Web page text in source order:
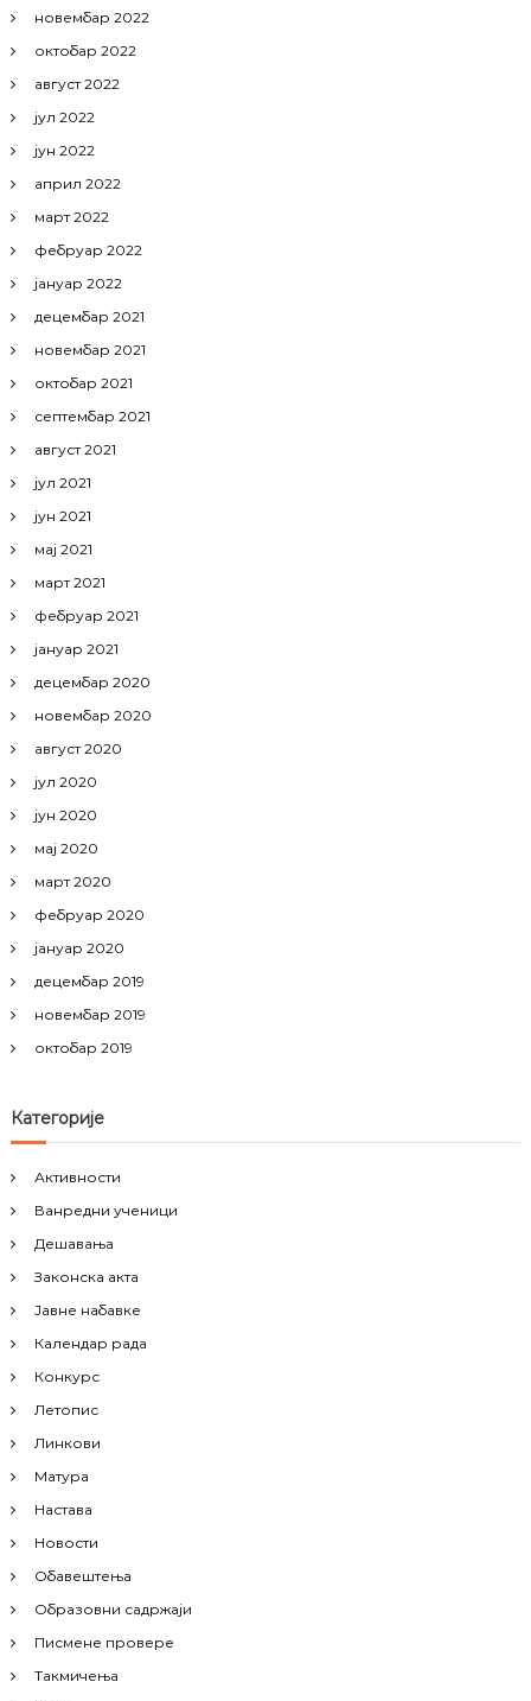
новембар 2022
октобар 2022
август 2022
јул 2022
јун 2022
април 2022
март 2022
фебруар 2022
јануар 2022
децембар 2021
новембар 2021
октобар 2021
септембар 2021
август 2021
јул 2021
јун 2021
мај 2021
март 2021
фебруар 2021
јануар 2021
децембар 2020
новембар 2020
август 2020
јул 2020
јун 2020
мај 2020
март 2020
фебруар 2020
јануар 2020
децембар 2019
новембар 2019
октобар 2019
Категорије
Активности
Ванредни ученици
Дешавања
Законска акта
Јавне набавке
Календар рада
Конкурс
Летопис
Линкови
Матура
Настава
Новости
Обавештења
Образовни садржаји
Писмене провере
Такмичења